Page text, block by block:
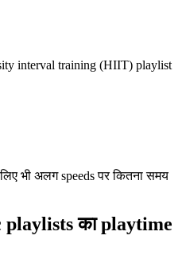
interval training (HIIT) playlist
भी अलग speeds पर कितना समय
playlists का playtime